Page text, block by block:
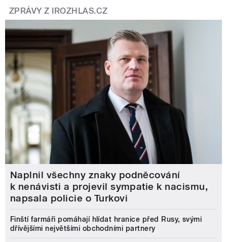
ZPRÁVY Z IROZHLAS.CZ
Naplnil všechny znaky podněcování
k nenávisti a projevil sympatie k nacismu,
napsala policie o Turkovi
Finští farmáři pomáhají hlídat hranice před Rusy, svými
dřívějšími největšími obchodními partnery